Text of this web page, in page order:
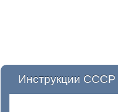
Инструкции СССР